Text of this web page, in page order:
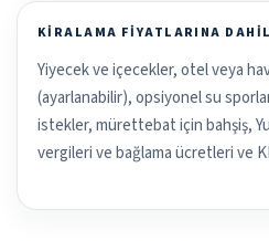
KIRALAMA FIYATLARINA
Yiyecek ve içecekler, otel veya
(ayarlanabilir), opsiyonel su
istekler, mürettebat için bahşiş,
vergileri ve bağlama ücretleri ve